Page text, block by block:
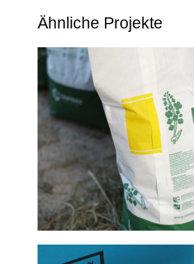
Ähnliche Projekte